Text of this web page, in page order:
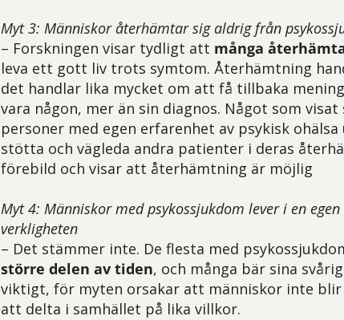
Myt 3: Människor återhämtar sig aldrig från
– Forskningen visar tydligt att många
leva ett gott liv trots symtom. Återhämtning
det handlar lika mycket om att få tillbaka
vara någon, mer än sin diagnos. Något som
personer med egen erfarenhet av psykisk
stötta och vägleda andra patienter i deras
förebild och visar att återhämtning är möjlig
Myt 4: Människor med psykossjukdom lever i en
verkligheten
– Det stämmer inte. De flesta med
större delen av tiden, och många bär sina
viktigt, för myten orsakar att människor inte
att delta i samhället på lika villkor.